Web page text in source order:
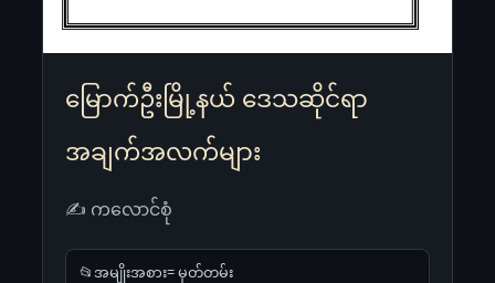
မြောက်ဦးမြို့နယ် ဒေသဆိုင်ရာ
အချက်အလက်များ
✍ ကလောင်စုံ
📂အမျိုးအစား= မှတ်တမ်း